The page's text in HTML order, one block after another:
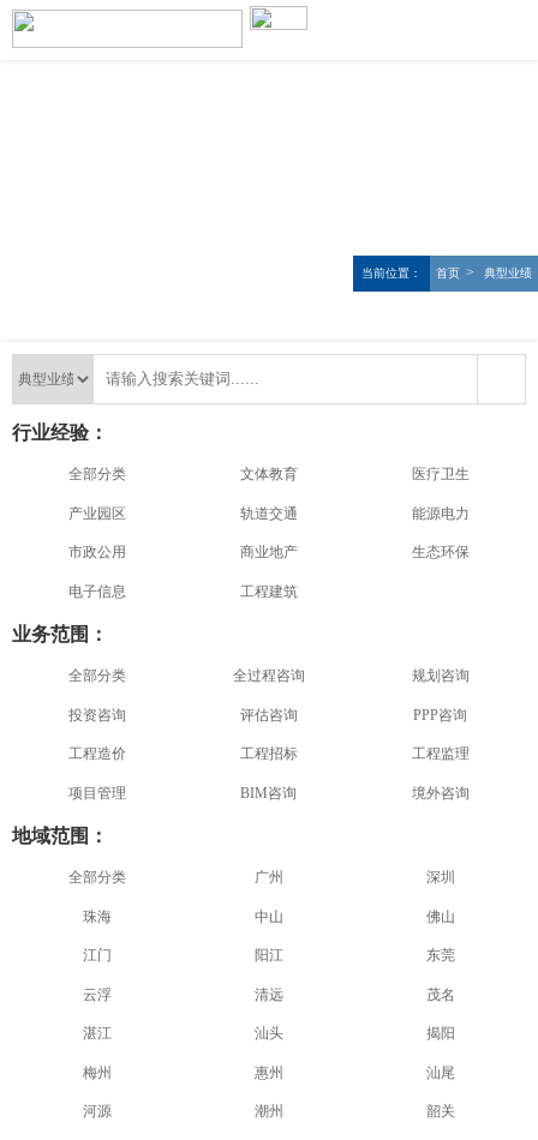
当前位置： 首页 > 典型业绩
行业经验：
全部分类 文体教育 医疗卫生
产业园区 轨道交通 能源电力
市政公用 商业地产 生态环保
电子信息 工程建筑
业务范围：
全部分类 全过程咨询 规划咨询
投资咨询 评估咨询 PPP咨询
工程造价 工程招标 工程监理
项目管理 BIM咨询 境外咨询
地域范围：
全部分类 广州 深圳
珠海 中山 佛山
江门 阳江 东莞
云浮 清远 茂名
湛江 汕头 揭阳
梅州 惠州 汕尾
河源 潮州 韶关